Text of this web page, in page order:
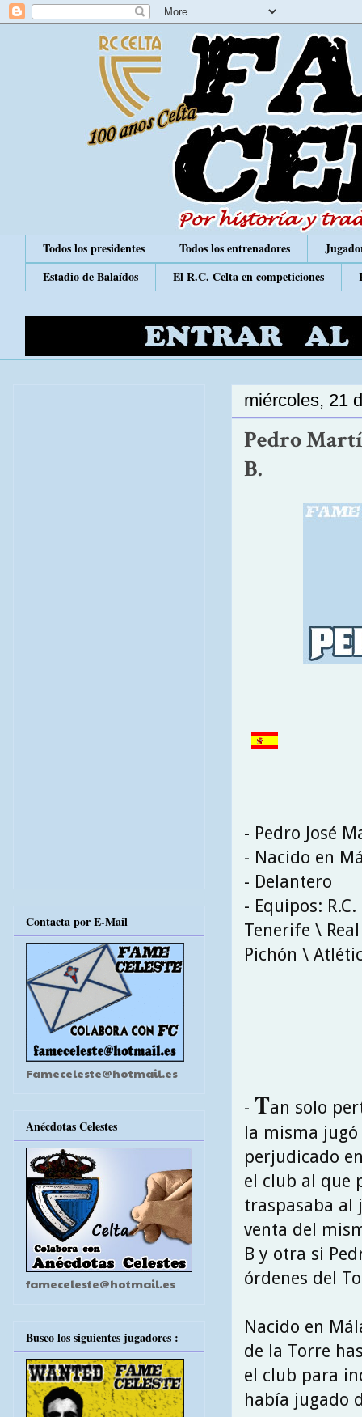
Todos los presidentes Todos los entrenadores
Estadio de Balaídos
El R.C. Celta en competiciones
miércoles, 21
Pedro
B.
- Pedro José
- Nacido en
- Delantero
- Equipos:
Tenerife \
Pichón \
- Tan solo
la misma
perjudicado
el club al que
traspasaba al
venta del
B y otra si
órdenes del
Nacido en
de la Torre
el club para
había jugado
Contacta por E-Mail
Fameceleste@hotmail.es
Anécdotas Celestes
fameceleste@hotmail.es
Busco los siguientes jugadores :